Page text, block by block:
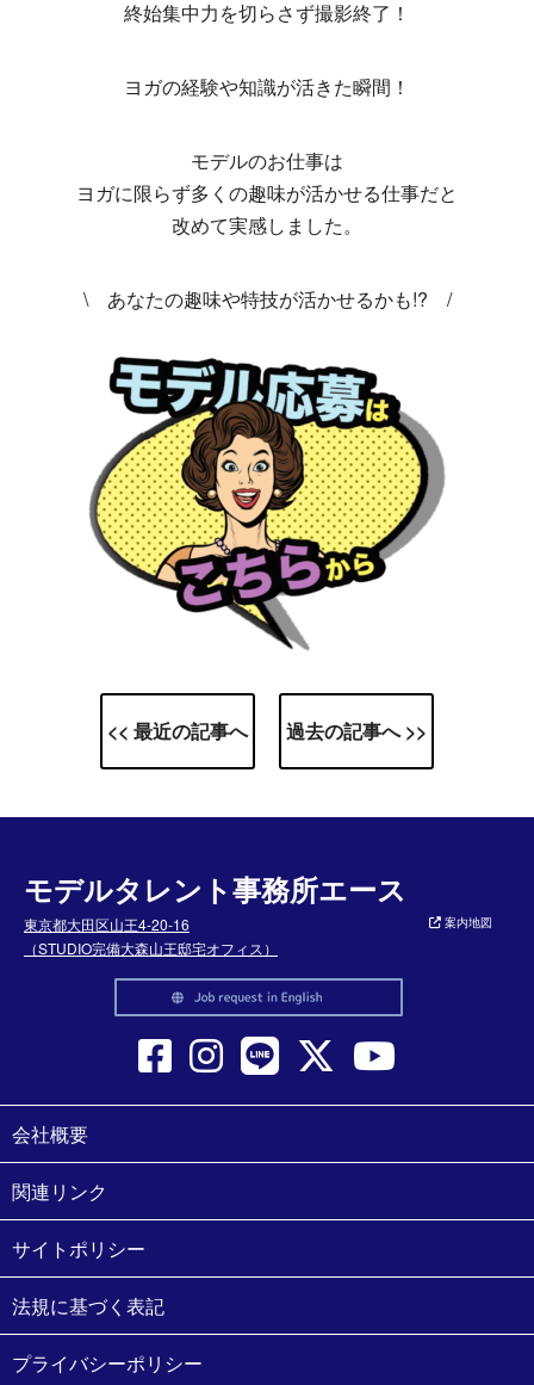
終始集中力を切らさず撮影終了！
ヨガの経験や知識が活きた瞬間！
モデルのお仕事は
ヨガに限らず多くの趣味が活かせる仕事だと
改めて実感しました。
\ あなたの趣味や特技が活かせるかも!? /
<< 最近の記事へ 過去の記事へ >>
モデルタレント事務所エース
東京都大田区山王4-20-16
（STUDIO完備大森山王邸宅オフィス）
案内地図
会社概要
関連リンク
サイトポリシー
法規に基づく表記
プライバシーポリシー